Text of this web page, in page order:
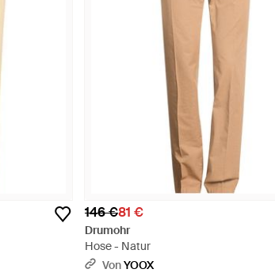
146 €81 €
Drumohr
Hose - Natur
VonYOOX